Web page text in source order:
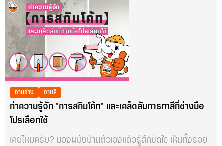
งานช่าง งานสี
ทำความรู้จัก "การสกิมโค้ท" และเคล็ดลับการทาสีที่ช่างมือ
โปรเลือกใช้
เคยไหมครับ? มองผนังบ้านตัวเองแล้วรู้สึกขัดใจ เห็นทั้งรอย